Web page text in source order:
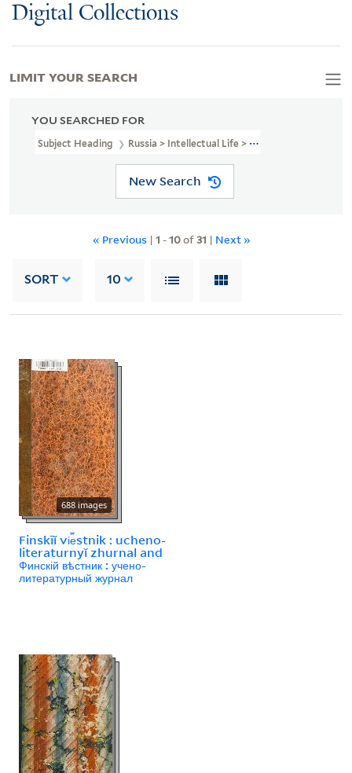
Digital Collections
YOU SEARCHED FOR
Subject Heading Russia > Intellectual Life > 1801-1917
New Search
« Previous | 1 -10of31 | Next »
SORT 10
688 images
Finskīĭ vi︠e︡stnik : ucheno-
literaturnyĭ zhurnal and
Финскій вѣстник : учено-
литературный журнал
LIMIT YOUR SEARCH